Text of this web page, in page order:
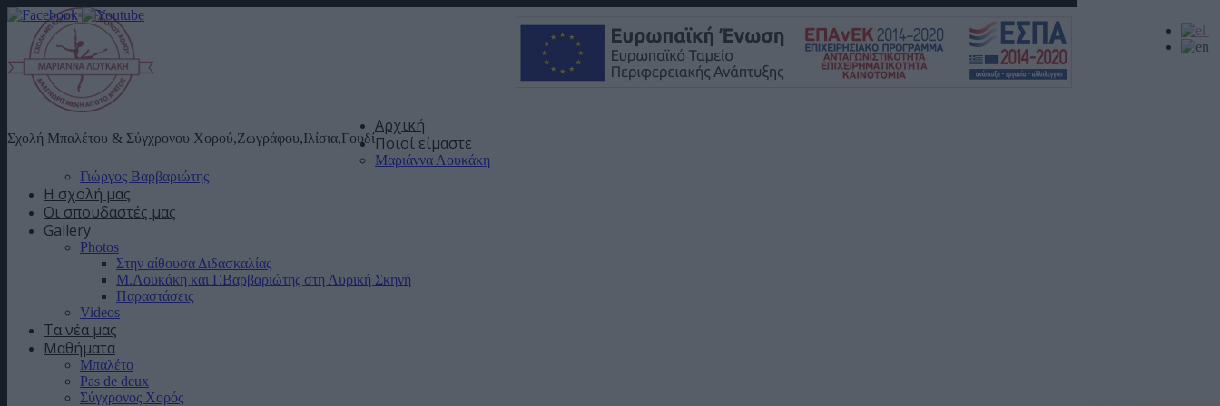
Σχολή Μπαλέτου & Σύγχρονου Χορού,Ζωγράφου,Ιλίσια,Γουδί
Αρχική
Ποιοί είμαστε
Μαριάννα Λουκάκη
Γιώργος Βαρβαριώτης
Η σχολή μας
Οι σπουδαστές μας
Gallery
Photos
Στην αίθουσα Διδασκαλίας
Μ.Λουκάκη και Γ.Βαρβαριώτης στη Λυρική Σκηνή
Παραστάσεις
Videos
Τα νέα μας
Μαθήματα
Μπαλέτο
Pas de deux
Σύγχρονος Χορός